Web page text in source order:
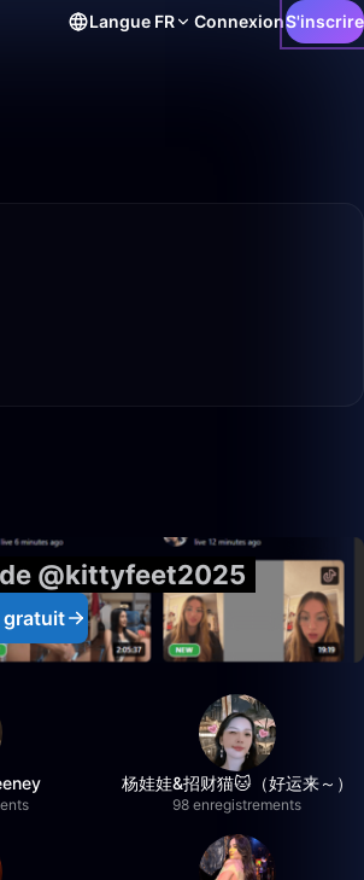
Langue FR ConnexionS'inscrire
@kittyfeet2025
gratuit
杨娃娃&招财猫🐱（好运来～）
98 enregistrements